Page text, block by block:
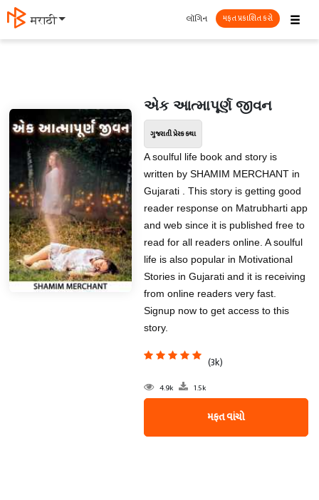
मराठी ☰
લૉગિન મફત પ્રકાશિત કરો
એક આત્માપૂર્ણ જીવન
ગુજરાતી પ્રેરક કથા
A soulful life book and story is
written by SHAMIM MERCHANT in
Gujarati . This story is getting good
reader response on Matrubharti app
and web since it is published free to
read for all readers online. A soulful
life is also popular in Motivational
Stories in Gujarati and it is receiving
from online readers very fast.
Signup now to get access to this
story.
(3k)
4.9k 1.5k
મફત વાંચો